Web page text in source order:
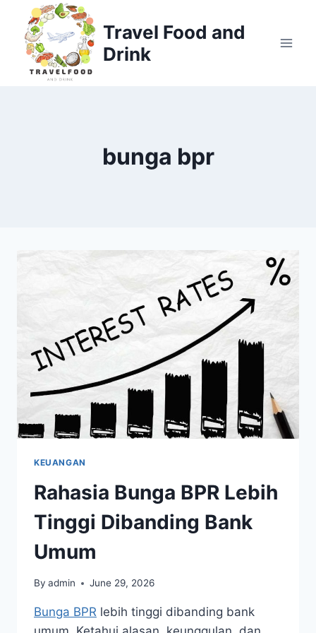
content
Travel Food and
Drink
bunga bpr
KEUANGAN
Rahasia Bunga BPR Lebih
Tinggi Dibanding Bank
Umum
By admin June 29, 2026
Bunga BPR lebih tinggi dibanding bank